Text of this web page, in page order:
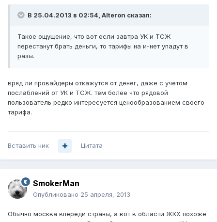
В 25.04.2013 в 02:54, Alteron сказал:
Такое ощущение, что вот если завтра УК и ТСЖ
перестанут брать деньги, то тарифы на и-нет упадут в
разы.
вряд ли провайдеры откажутся от денег, даже с учетом
послаблений от УК и ТСЖ. тем более что рядовой
пользователь редко интересуется ценообразованием своего
тарифа.
Вставить ник Цитата
SmokerMan
Опубликовано 25 апреля, 2013
Обычно москва впереди страны, а вот в области ЖКХ похоже